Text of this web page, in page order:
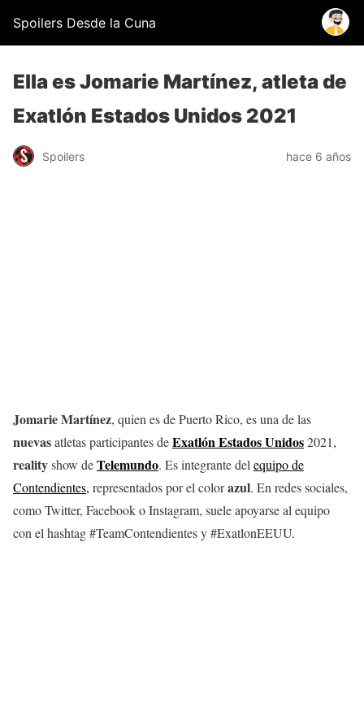
Spoilers Desde la Cuna
Ella es Jomarie Martínez, atleta de
Exatlón Estados Unidos 2021
Spoilers hace 6 años
Jomarie Martínez, quien es de Puerto Rico, es una de las
nuevasatletas participantes deExatlón Estados Unidos2021,
realityshow deTelemundo. Es integrante del equipo de
Contendientes, representados por el colorazul. En redes sociales,
como Twitter, Facebook o Instagram, suele apoyarse al equipo
con el hashtag #TeamContendientes y #ExatlonEEUU.